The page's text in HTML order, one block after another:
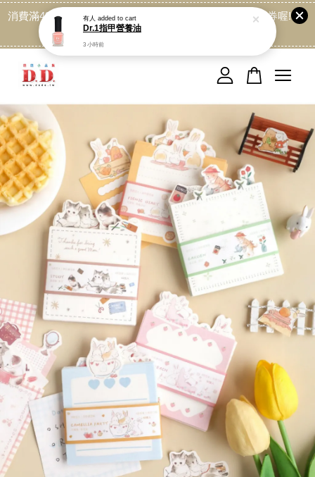
消費滿499免運喔, 記得加LINE:@dede168 領取專屬折扣券喔!
您的購物車目前還是空的。